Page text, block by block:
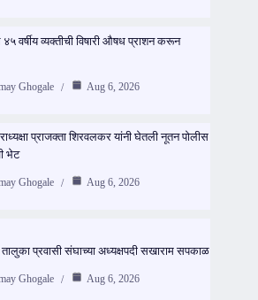
वर्षीय व्यक्तीची विषारी औषध प्राशन करून
Ghogale Aug 6, 2026
प्राजक्ता शिरवलकर यांनी घेतली नूतन पोलीस
भेट
Ghogale Aug 6, 2026
प्रवासी संघाच्या अध्यक्षपदी सखाराम सपकाळ
Ghogale Aug 6, 2026